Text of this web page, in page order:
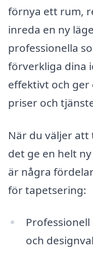
förnya ett rum,
inreda en ny
professionella
förverkliga dina
effektivt och
priser och
När du väljer
det ge en helt
är några
för tapetsering:
och designval